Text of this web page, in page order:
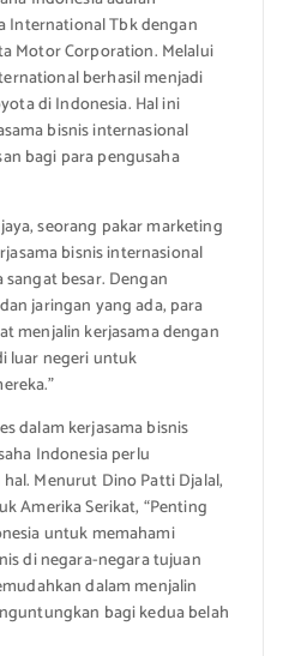
International Tbk dengan
Motor Corporation. Melalui
berhasil menjadi
di Indonesia. Hal ini
bisnis internasional
bagi para pengusaha
seorang pakar marketing
bisnis internasional
besar. Dengan
jaringan yang ada, para
menjalin kerjasama dengan
luar negeri untuk
dalam kerjasama bisnis
Indonesia perlu
Menurut Dino Patti Djalal,
Amerika Serikat, “Penting
untuk memahami
di negara-negara tujuan
dalam menjalin
bagi kedua belah